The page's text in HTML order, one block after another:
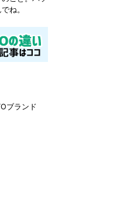
ね。
ブランド